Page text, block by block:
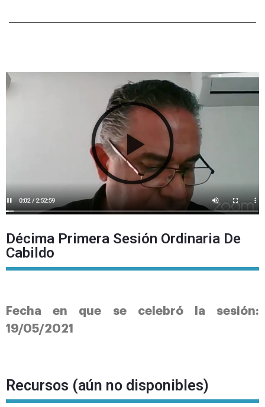
Décima Primera Sesión Ordinaria De
Cabildo
Fecha en que se celebró la sesión:
19/05/2021
Recursos (aún no disponibles)